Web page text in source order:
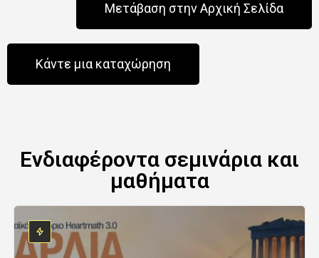
Μετάβαση στην Αρχική Σελίδα
Κάντε μια καταχώρηση
Ενδιαφέροντα σεμινάρια και
μαθήματα